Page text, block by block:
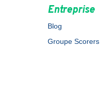
Entreprise
Blog
Groupe Scorers